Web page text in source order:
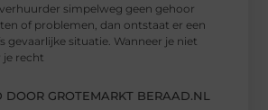
simpelweg geen gehoor
of problemen, dan ontstaat er een
gevaarlijke situatie. Wanneer je niet
recht
DOOR GROTEMARKT BERAAD.NL